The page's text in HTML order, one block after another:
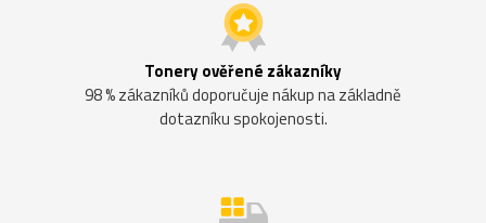
Tonery ověřené zákazníky
98 % zákazníků doporučuje nákup na základně
dotazníku spokojenosti.